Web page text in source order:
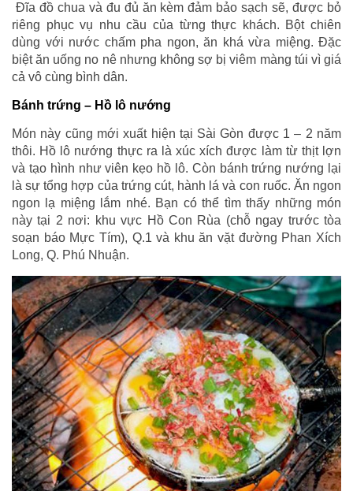
Đĩa đồ chua và đu đủ ăn kèm đảm bảo sạch sẽ, được bỏ
riêng phục vụ nhu cầu của từng thực khách. Bột chiên
dùng với nước chấm pha ngon, ăn khá vừa miệng. Đặc
biệt ăn uống no nê nhưng không sợ bị viêm màng túi vì giá
cả vô cùng bình dân.
Bánh trứng – Hồ lô nướng
Món này cũng mới xuất hiện tại Sài Gòn được 1 – 2 năm
thôi. Hồ lô nướng thực ra là xúc xích được làm từ thịt lợn
và tạo hình như viên kẹo hồ lô. Còn bánh trứng nướng lại
là sự tổng hợp của trứng cút, hành lá và con ruốc. Ăn ngon
ngon lạ miệng lắm nhé. Bạn có thể tìm thấy những món
này tại 2 nơi: khu vực Hồ Con Rùa (chỗ ngay trước tòa
soạn báo Mực Tím), Q.1 và khu ăn vặt đường Phan Xích
Long, Q. Phú Nhuận.